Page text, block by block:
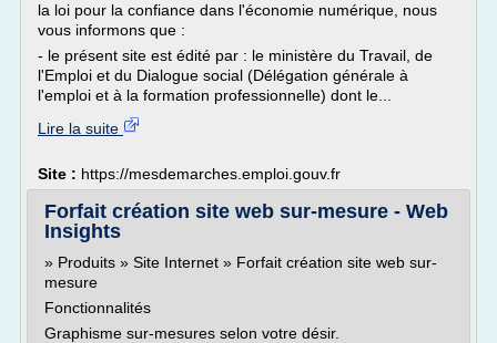
la loi pour la confiance dans l'économie numérique, nous
vous informons que :
- le présent site est édité par : le ministère du Travail, de
l'Emploi et du Dialogue social (Délégation générale à
l'emploi et à la formation professionnelle) dont le...
Lire la suite
Site : https://mesdemarches.emploi.gouv.fr
Forfait création site web sur-mesure - Web
Insights
» Produits » Site Internet » Forfait création site web sur-
mesure
Fonctionnalités
Graphisme sur-mesures selon votre désir.